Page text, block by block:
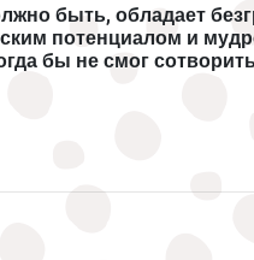
быть, обладает
потенциалом и
бы не смог